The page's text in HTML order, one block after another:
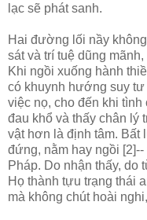
lạc sẽ phát sanh.
Hai đường lối nầy
sát và trí tuệ dũng
Khi ngồi xuống hành
có khuynh hướng suy
việc nọ, cho đến khi
đau khổ và thấy chân lý
vật hơn là định tâm. Bất
đứng, nằm hay ngồi
Pháp. Do nhận thấy, do
Họ thành tựu trạng thái
mà không chút hoài